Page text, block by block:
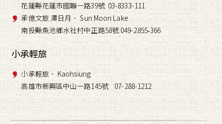
花蓮縣花蓮市國聯一路39號 03-8333-111
承億文旅 潭日月． Sun Moon Lake
南投縣魚池鄉水社村中正路58號 049-2855-366
小承輕旅
小承輕旅． Kaohsiung
高雄市新興區中山一路145號 07-288-1212